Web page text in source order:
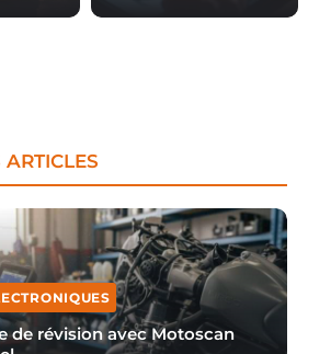
ARTICLES
de révision avec Motoscan